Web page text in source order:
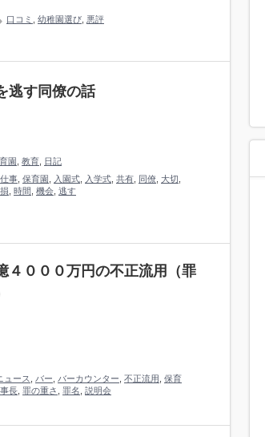
口コミ 幼稚園選び 悪評
逃す同僚の話
園 教育 日記
仕事 保育園 入園式 入学式 共有 同僚 大切
損 時間 機会 逃す
４０００万円の不正流用（罪
ュース バー バーカウンター 不正流用 保育
長 罪の重さ 罪名 説明会